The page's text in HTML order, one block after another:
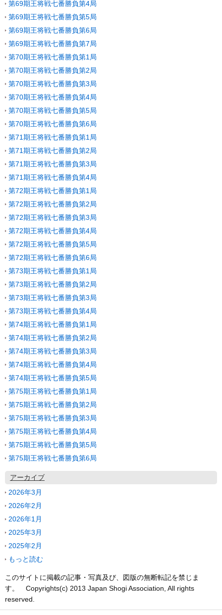
第69期王将戦七番勝負第4局
第69期王将戦七番勝負第5局
第69期王将戦七番勝負第6局
第69期王将戦七番勝負第7局
第70期王将戦七番勝負第1局
第70期王将戦七番勝負第2局
第70期王将戦七番勝負第3局
第70期王将戦七番勝負第4局
第70期王将戦七番勝負第5局
第70期王将戦七番勝負第6局
第71期王将戦七番勝負第1局
第71期王将戦七番勝負第2局
第71期王将戦七番勝負第3局
第71期王将戦七番勝負第4局
第72期王将戦七番勝負第1局
第72期王将戦七番勝負第2局
第72期王将戦七番勝負第3局
第72期王将戦七番勝負第4局
第72期王将戦七番勝負第5局
第72期王将戦七番勝負第6局
第73期王将戦七番勝負第1局
第73期王将戦七番勝負第2局
第73期王将戦七番勝負第3局
第73期王将戦七番勝負第4局
第74期王将戦七番勝負第1局
第74期王将戦七番勝負第2局
第74期王将戦七番勝負第3局
第74期王将戦七番勝負第4局
第74期王将戦七番勝負第5局
第75期王将戦七番勝負第1局
第75期王将戦七番勝負第2局
第75期王将戦七番勝負第3局
第75期王将戦七番勝負第4局
第75期王将戦七番勝負第5局
第75期王将戦七番勝負第6局
アーカイブ
2026年3月
2026年2月
2026年1月
2025年3月
2025年2月
もっと読む
このサイトに掲載の記事・写真及び、図版の無断転記を禁じま
す。 Copyrights(c) 2013 Japan Shogi Association, All rights
reserved.